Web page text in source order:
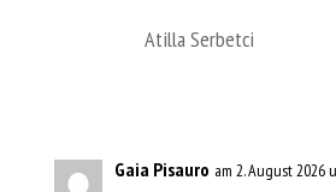
Atilla Serbetci
Gaia Pisauro am 2. August 2026